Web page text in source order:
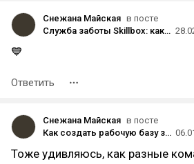
Снежана Майская в посте
Служба заботы Skillbox: как ChatGPT-бот забрал 25% обращений и позволил нам уделять больше внимания сложным запросам
💙
Ответить
Снежана Майская в посте
Как создать рабочую базу знаний своими силами: опыт команды саппорта Skillbox
Тоже удивляюсь, как разные